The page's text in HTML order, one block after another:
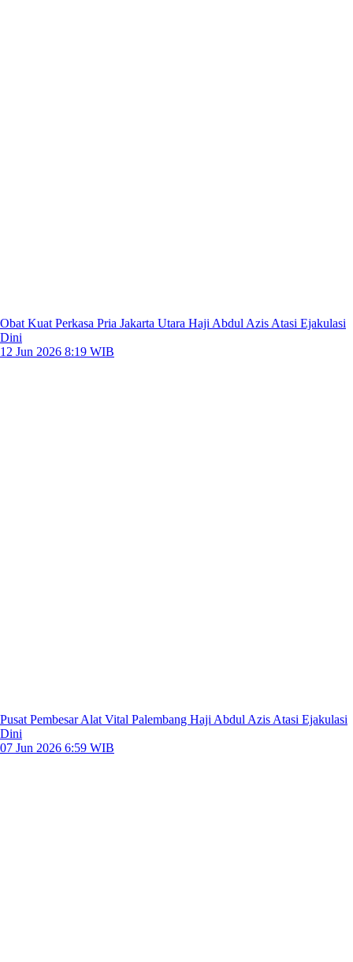
Obat Kuat Perkasa Pria Jakarta Utara Haji Abdul Azis Atasi Ejakulasi
Dini
12 Jun 2026 8:19 WIB
Pusat Pembesar Alat Vital Palembang Haji Abdul Azis Atasi Ejakulasi
Dini
07 Jun 2026 6:59 WIB